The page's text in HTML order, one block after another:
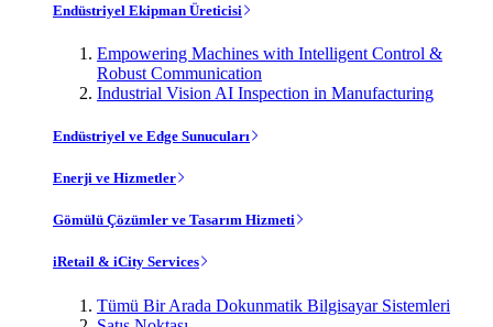
Endüstriyel Ekipman Üreticisi
Empowering Machines with Intelligent Control &
Robust Communication
Industrial Vision AI Inspection in Manufacturing
Endüstriyel ve Edge Sunucuları
Enerji ve Hizmetler
Gömülü Çözümler ve Tasarım Hizmeti
iRetail & iCity Services
Tümü Bir Arada Dokunmatik Bilgisayar Sistemleri